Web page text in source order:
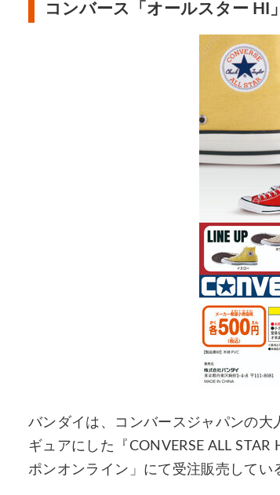
コンバース「オールスター HI
バンダイは、コンバースジャパンの
ギュアにした『CONVERSE ALL
ポンオンライン」にて受注販売してい